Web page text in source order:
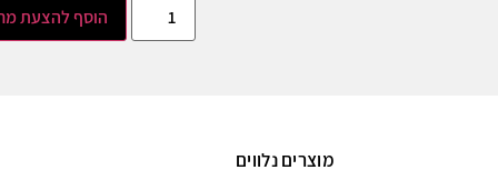
הוסף להצעת
מוצרים נלווים